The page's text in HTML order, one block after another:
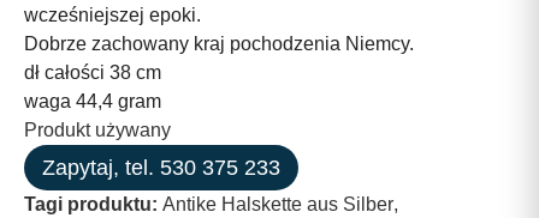
wcześniejszej epoki.
Dobrze zachowany kraj pochodzenia Niemcy.
dł całości 38 cm
waga 44,4 gram
Produkt używany
Zapytaj, tel. 530 375 233
Tagi produktu: Antike Halskette aus Silber,